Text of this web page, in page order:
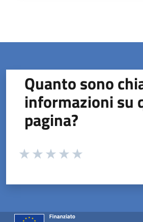
Quanto sono
informazioni su
pagina?
Valuta da 1 a 5 stelle la pagina